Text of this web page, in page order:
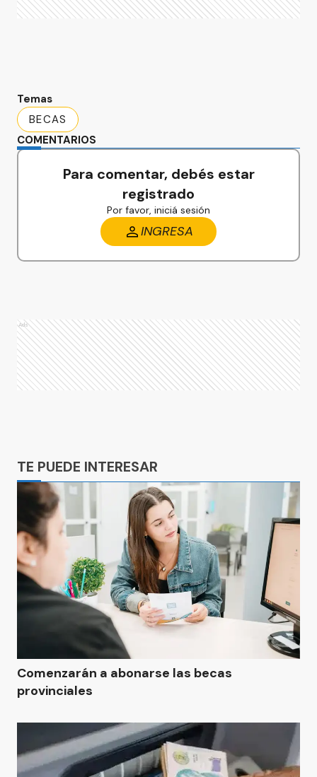
Temas
BECAS
COMENTARIOS
Para comentar, debés estar
registrado
Por favor, iniciá sesión
INGRESA
Ads
TE PUEDE INTERESAR
Comenzarán a abonarse las becas
provinciales